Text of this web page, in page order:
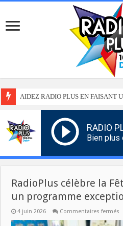
AIDEZ RADIO PLUS EN FAISANT
RADIO
Bien plus
RadioPlus célèbre la
un programme
4 juin 2026 Commentaires fermés